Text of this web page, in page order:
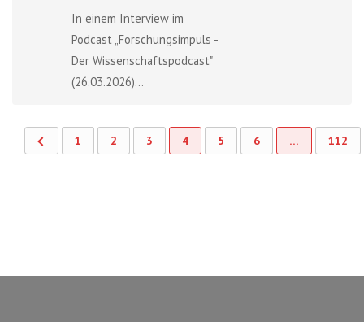
In einem Interview im
Podcast „Forschungsimpuls -
Der Wissenschaftspodcast"
(26.03.2026)...
1 2 3 4 5 6 … 112